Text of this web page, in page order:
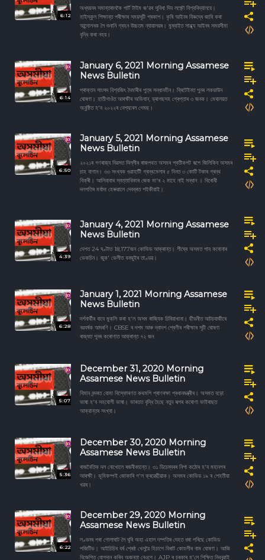
6:12
অধ্যয়নৰ সমান্তৰালকৈ পাৰ্ট টাইম জ'ৱৰ সুবিধা দিব লক্ষ্ণৌ বিশ্ববিদ্যালয়ে।
হাইস্কুল শিক্ষান্ত পৰীক্ষাৰ সময়সূচী প্ৰকাশ। কৃষি আইনৰ বিৰুদ্ধে জাৰি কৰা
আন্দোলনক লৈ শুনানি গ্ৰহন উচ্চতম ন্যায়ালয়ৰ। মুম্বাইত সান্ধ্য আইনৰ সময়সীমা
বৃদ্ধি কৰা নহয়।
6:14
January 6, 2021 Morning Assamese
News Bulletin
প্ৰাক্তন সাংসদ বিশ্বজিৎ দৈমাৰীৰ পুত্ৰ সন্ধানহীন। ব্ৰিটেইনত পুনৰ লকডাউন
ঘোষণা। হাতীগাওঁত আৰক্ষীৰ অভিযান, ড্ৰাগছসহ গ্ৰেপ্তাৰ ৩ জনক। মেঘালয়ত
অনুষ্ঠিত হ'ব ২০২২ৰ নেশ্যনেল গেমছ।
6:50
January 5, 2021 Morning Assamese
News Bulletin
২০২১ৰ গণৰাজ্য দিৱসত দিল্লীৰ ৰাজপথত অসমৰ প্ৰতীকপট ৰূপে জিলিকিব অসমৰ
চাহ বাগান। ৩৩ সংখ্যক গুৱাহাটী গ্ৰন্থমেলাৰ ৫ দিনত ৩ কোটি টকাৰ গ্ৰন্থ
বিক্ৰী। আলিবাবাৰ স্বত্তাধিকাৰ জেক মা'ৰ ২ মাহে নাই সন্ধান । বিৰোধী
দলপতিৰ মৰ্যাদা হেৰুৱালে দেবব্ৰত শইকীয়াই।
4:39
January 4, 2021 Morning Assamese
News Bulletin
দেশত 24 ঘণ্টাত 18,177জন কোভিড আক্ৰান্ত। শীঘ্ৰে অসমত পাব কৰোনাৰ
ভেকচিন। জুক' ভেলীত বনজুইৰ তাণ্ডৱ।
6:28
January 1, 2021 Morning Assamese
News Bulletin
দৰ্শনাৰ্থীৰ বাবে মুকলি কৰা হ'ল অসম ৰাজ্যিক চিৰিয়াখানা। ছীডনীত আটচবাজীৰে
নৱবৰ্ষক আদৰণি। CBSE ৰ দশম আৰু দ্বাদশ শ্ৰেণীৰ পৰীক্ষাৰ সূচী ঘোষণা
ৰাজ্যত পুনৰ কৰোণাত আক্ৰান্ত ৭২ জন
5:07
December 31, 2020 Morning
Assamese News Bulletin
বিমান বন্দৰত বোমা বিস্ফোৰণত কথমপি প্ৰাণৰক্ষা প্ৰধানমন্ত্ৰীৰ। অসমত বড়ো
ভাষা হ'ব সহযোগী ভাষা। ভাৰতত বৃদ্ধি হৈছে নতুন ৰূপৰ কৰোণা ভাইৰাছত
আক্রান্তৰ সংখ্যা।
5:36
December 30, 2020 Morning
Assamese News Bulletin
ৰাজনৈতিক দল নোখোলে ৰজনীকান্তে। ৩১ ডিচেম্বৰৰ নিশা কঠোৰ হ'ব মহানগৰ
আৰক্ষী। ভূমিকম্পই জোকাৰি গ'ল ক্ৰৱেছীয়াক। অসমৰ কোভিড ১৯ ৰ শেহতীয়া
খৱৰ।
6:22
December 29, 2020 Morning
Assamese News Bulletin
লণ্ডনৰ পৰা গোলাঘাট লৈ ঘূৰি অহা এহাল দম্পতিৰ দেহত ধৰা পৰিছে কোভিড
পজিটিভ। আইচিচিৰ বৰ্ষ শ্ৰেষ্ঠ খেলুৱৈ হিচাপে বিৰাট কোহলীৰ নাম ঘোষণা। আজি
বিজেপিত যোগদান কৰিব অজন্তা নেওগে। AJP ৰ চৰকাৰ হ'লে শিক্ষিত নিবনুৱাই